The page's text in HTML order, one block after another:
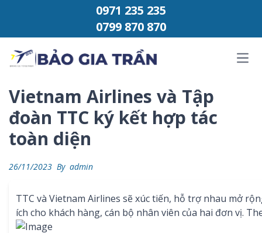
Chuyển đến phần nội dung0971 235 235
0799 870 870
Vietnam Airlines và Tập
đoàn TTC ký kết hợp tác
toàn diện
26/11/2023 By admin
TTC và Vietnam Airlines sẽ xúc tiến, hỗ trợ nhau mở
ích cho khách hàng, cán bộ nhân viên của hai đơn vị.